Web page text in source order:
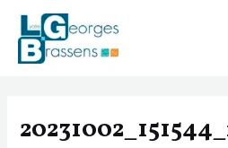
Aller
contenu
Navigation
des
articles